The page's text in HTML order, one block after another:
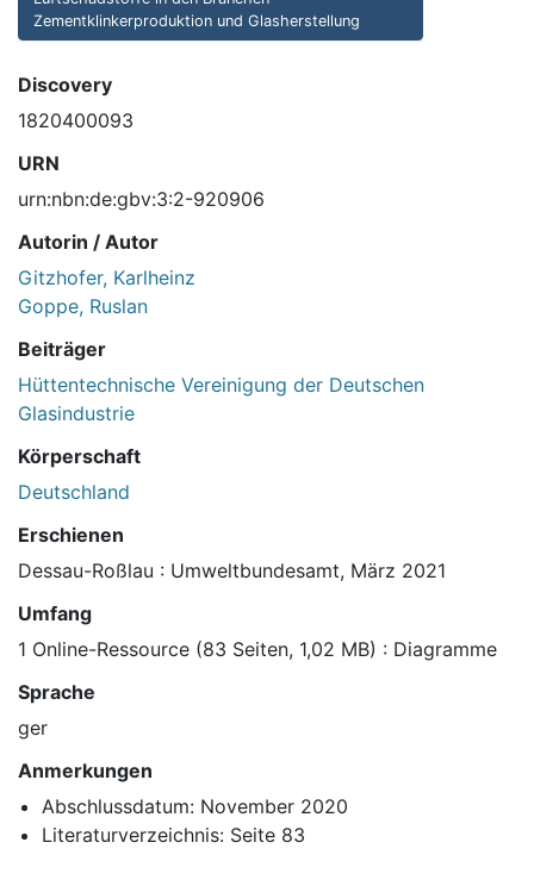
Zementklinkerproduktion und Glasherstellung
Discovery
1820400093
URN
urn:nbn:de:gbv:3:2-920906
Autorin / Autor
Gitzhofer, Karlheinz
Goppe, Ruslan
Beiträger
Hüttentechnische Vereinigung der Deutschen
Glasindustrie
Körperschaft
Deutschland
Erschienen
Dessau-Roßlau : Umweltbundesamt, März 2021
Umfang
1 Online-Ressource (83 Seiten, 1,02 MB) : Diagramme
Sprache
ger
Anmerkungen
Abschlussdatum: November 2020
Literaturverzeichnis: Seite 83